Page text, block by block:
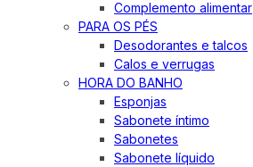
Complemento alimentar
PARA OS PÉS
Desodorantes e talcos
Calos e verrugas
HORA DO BANHO
Esponjas
Sabonete íntimo
Sabonetes
Sabonete líquido